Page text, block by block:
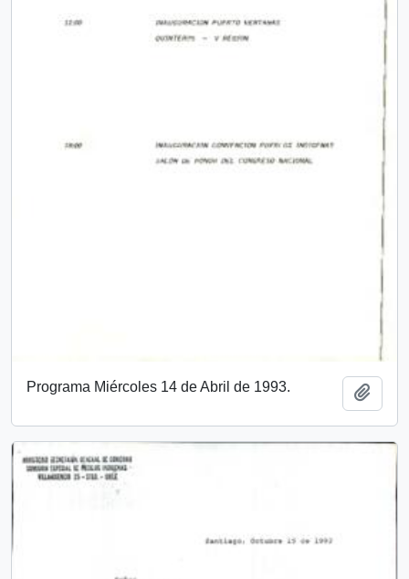
Programa Miércoles 14 de Abril de 1993.